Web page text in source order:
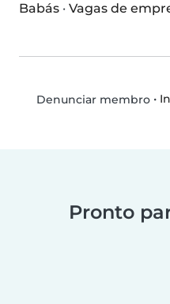
Babás · Vagas de
Denunciar membro•
Pronto